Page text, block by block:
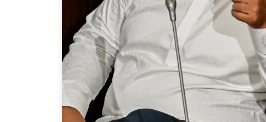
la croissance des entreprises
i-LEAD